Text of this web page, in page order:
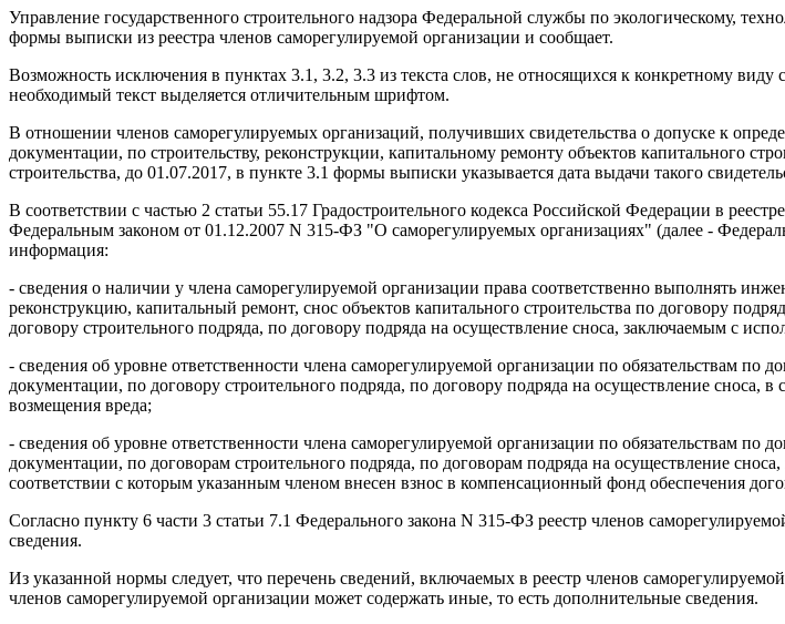
Управление государственного строительного надзора Федеральной службы по экологическому,
формы выписки из реестра членов саморегулируемой организации и сообщает.
Возможность исключения в пунктах 3.1, 3.2, 3.3 из текста слов, не относящихся к конкретному
необходимый текст выделяется отличительным шрифтом.
В отношении членов саморегулируемых организаций, получивших свидетельства о допуске к
документации, по строительству, реконструкции, капитальному ремонту объектов капитального
строительства, до 01.07.2017, в пункте 3.1 формы выписки указывается дата выдачи такого
В соответствии с частью 2 статьи 55.17 Градостроительного кодекса Российской Федерации в
Федеральным законом от 01.12.2007 N 315-ФЗ "О саморегулируемых организациях" (далее -
информация:
- сведения о наличии у члена саморегулируемой организации права соответственно выполнять
реконструкцию, капитальный ремонт, снос объектов капитального строительства по договору
договору строительного подряда, по договору подряда на осуществление сноса, заключаемым с
- сведения об уровне ответственности члена саморегулируемой организации по обязательствам
документации, по договору строительного подряда, по договору подряда на осуществление
возмещения вреда;
- сведения об уровне ответственности члена саморегулируемой организации по обязательствам
документации, по договорам строительного подряда, по договорам подряда на осуществление
соответствии с которым указанным членом внесен взнос в компенсационный фонд обеспечения
Согласно пункту 6 части 3 статьи 7.1 Федерального закона N 315-ФЗ реестр членов
сведения.
Из указанной нормы следует, что перечень сведений, включаемых в реестр членов
членов саморегулируемой организации может содержать иные, то есть дополнительные сведения.